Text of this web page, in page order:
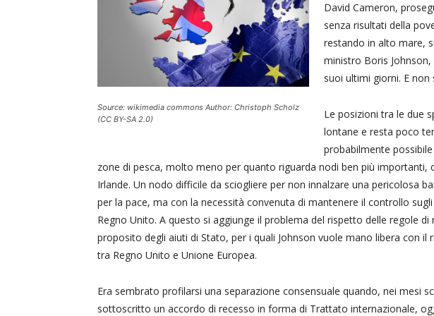
Source: wikimedia commons Author: Christoph Scholz
(CC BY-SA 2.0)
David Cameron,
senza risultati della
restando in alto mare,
ministro Boris
suoi ultimi giorni. E
Le posizioni tra le due
lontane e resta poco
probabilmente
zone di pesca, molto meno per quanto riguarda nodi ben più importanti,
Irlande. Un nodo difficile da sciogliere per non innalzare una pericolosa
per la pace, ma con la necessità convenuta di mantenere il controllo
Regno Unito. A questo si aggiunge il problema del rispetto delle regole
proposito degli aiuti di Stato, per i quali Johnson vuole mano libera con il
tra Regno Unito e Unione Europea.
Era sembrato profilarsi una separazione consensuale quando, nei mesi
sottoscritto un accordo di recesso in forma di Trattato internazionale,